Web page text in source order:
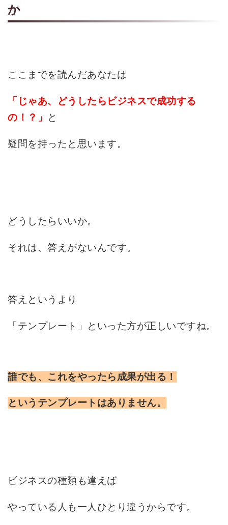
か
ここまでを読んだあなたは
「じゃあ、どうしたらビジネスで成功する
の！？」
と
疑問を持ったと思います。
どうしたらいいか。
それは、答えがないんです。
答えというより
「テンプレート」といった方が正しいですね。
誰でも、これをやったら成果が出る！
というテンプレートはありません。
ビジネスの種類も違えば
やっている人も一人ひとり違うからです。